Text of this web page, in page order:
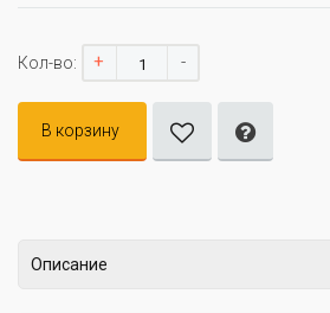
Кол-во: + -
В корзину
Описание